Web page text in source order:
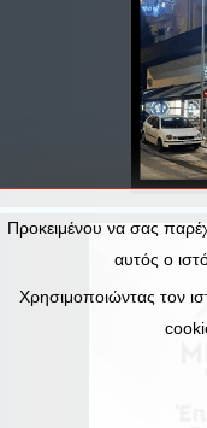
Προκειμένου να σας
αυτός ο
Χρησιμοποιώντας τον